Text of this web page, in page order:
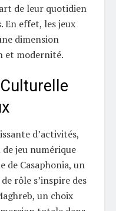
de leur quotidien
En effet, les jeux
dimension
et modernité.
d’activités,
jeu numérique
de Casaphonia, un
rôle s’inspire des
un choix